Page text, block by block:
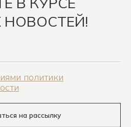
политики
на рассылку